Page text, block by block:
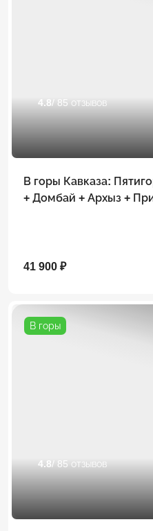
4.8/ 85 отзывов
В горы Кавказа:
+ Домбай + Архыз +
41 900 ₽
В горы
4.8/ 85 отзывов